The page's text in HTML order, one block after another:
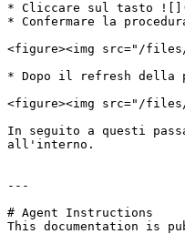
* Cliccare sul tasto ![](/
* Confermare la
<figure><img src="/files/
* Dopo il refresh della
<figure><img src="/files/
In seguito a questi
all'interno.
---
# Agent Instructions
This documentation is